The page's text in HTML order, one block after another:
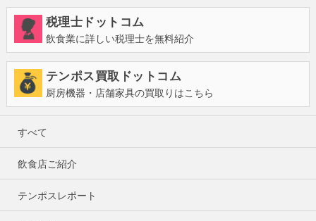
税理士ドットコム
飲食業に詳しい税理士を無料紹介
テンポス買取ドットコム
厨房機器・店舗家具の買取りはこちら
すべて
飲食店ご紹介
テンポスレポート